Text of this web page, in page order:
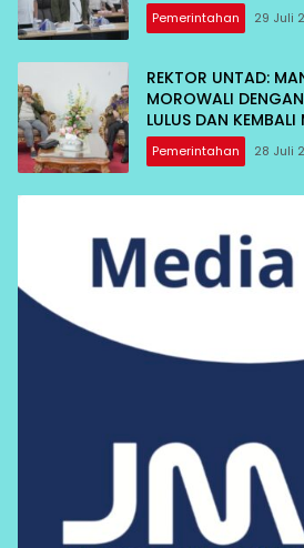
Pemerintahan 29 Juli
REKTOR UNTAD:
MOROWALI
LULUS DAN
Pemerintahan 28 Juli